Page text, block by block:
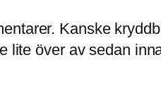
Kanske
lite över av sedan